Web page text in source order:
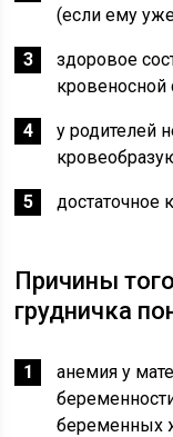
(если ему
здоровое
кровеносной
у родителей
достаточное
Причины
грудничка
анемия у
беременных